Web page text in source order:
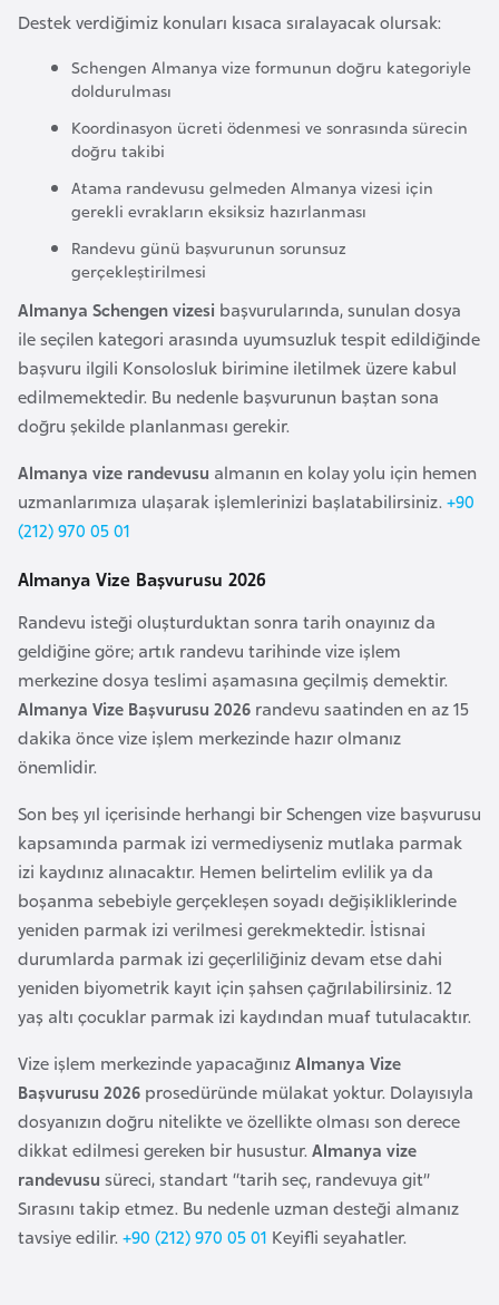
Destek verdiğimiz konuları kısaca sıralayacak olursak:
Schengen Almanya vize formunun doğru kategoriyle
doldurulması
Koordinasyon ücreti ödenmesi ve sonrasında sürecin
doğru takibi
Atama randevusu gelmeden Almanya vizesi için
gerekli evrakların eksiksiz hazırlanması
Randevu günü başvurunun sorunsuz
gerçekleştirilmesi
Almanya Schengen vizesi başvurularında, sunulan dosya
ile seçilen kategori arasında uyumsuzluk tespit edildiğinde
başvuru ilgili Konsolosluk birimine iletilmek üzere kabul
edilmemektedir. Bu nedenle başvurunun baştan sona
doğru şekilde planlanması gerekir.
Almanya vize randevusu almanın en kolay yolu için hemen
uzmanlarımıza ulaşarak işlemlerinizi başlatabilirsiniz. +90
(212) 970 05 01
Almanya Vize Başvurusu 2026
Randevu isteği oluşturduktan sonra tarih onayınız da
geldiğine göre; artık randevu tarihinde vize işlem
merkezine dosya teslimi aşamasına geçilmiş demektir.
Almanya Vize Başvurusu 2026 randevu saatinden en az 15
dakika önce vize işlem merkezinde hazır olmanız
önemlidir.
Son beş yıl içerisinde herhangi bir Schengen vize başvurusu
kapsamında parmak izi vermediyseniz mutlaka parmak
izi kaydınız alınacaktır. Hemen belirtelim evlilik ya da
boşanma sebebiyle gerçekleşen soyadı değişikliklerinde
yeniden parmak izi verilmesi gerekmektedir. İstisnai
durumlarda parmak izi geçerliliğiniz devam etse dahi
yeniden biyometrik kayıt için şahsen çağrılabilirsiniz. 12
yaş altı çocuklar parmak izi kaydından muaf tutulacaktır.
Vize işlem merkezinde yapacağınızAlmanya Vize
Başvurusu 2026 prosedüründe mülakat yoktur. Dolayısıyla
dosyanızın doğru nitelikte ve özellikte olması son derece
dikkat edilmesi gereken bir husustur. Almanya vize
randevusu süreci, standart “tarih seç, randevuya git”
Sırasını takip etmez. Bu nedenle uzman desteği almanız
tavsiye edilir. +90 (212) 970 05 01 Keyifli seyahatler.
y
i
r
C
i
b
u
t
Ç
i
n
D
a
n
i
m
a
r
k
a
e
m
o
k
r
a
t